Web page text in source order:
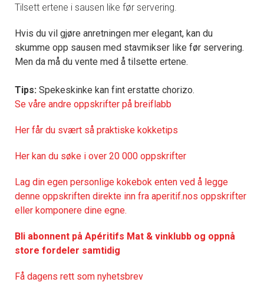
Tilsett ertene i sausen like før servering.
Hvis du vil gjøre anretningen mer elegant, kan du
skumme opp sausen med stavmikser like før servering.
Men da må du vente med å tilsette ertene.
Tips: Spekeskinke kan fint erstatte chorizo.
Se våre andre oppskrifter på breiflabb
Her får du svært så praktiske kokketips
Her kan du søke i over 20 000 oppskrifter
Lag din egen personlige kokebok enten ved å legge
denne oppskriften direkte inn fra aperitif.nos oppskrifter
eller komponere dine egne.
Bli abonnent på Apéritifs Mat & vinklubb og oppnå
store fordeler samtidig
Få dagens rett som nyhetsbrev